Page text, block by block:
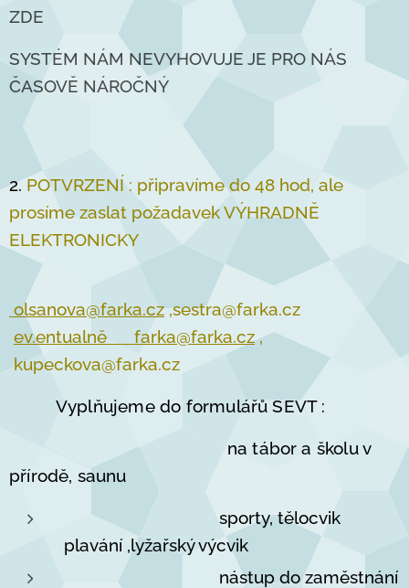
ZDE
SYSTÉM NÁM NEVYHOVUJE JE PRO NÁS
ČASOVĚ NÁROČNÝ
2.POTVRZENÍ : připravíme do 48 hod, ale
prosíme zaslat požadavek VÝHRADNĚ
ELEKTRONICKY
olsanova@farka.cz,sestra@farka.cz
ev.entualně farka@farka.cz,
kupeckova@farka.cz
Vyplňujeme do formulářů SEVT :
na tábor a školu v
přírodě, saunu
sporty, tělocvik
plavání ,lyžařský výcvik
nástup do zaměstnání